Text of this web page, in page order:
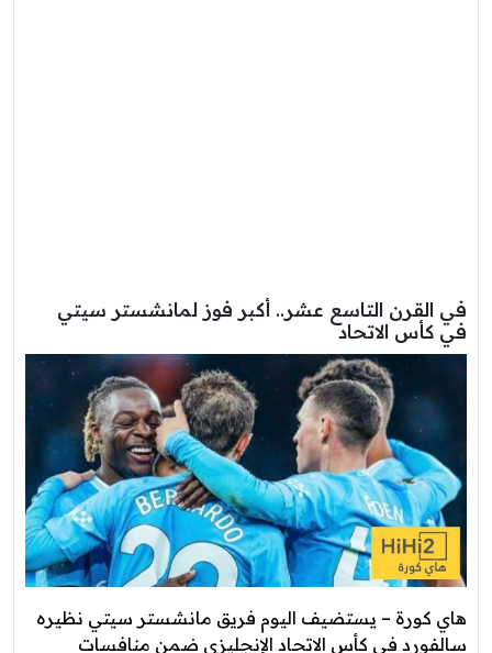
في القرن التاسع عشر.. أكبر فوز لمانشستر سيتي
في كأس الاتحاد
هاي كورة – يستضيف اليوم فريق مانشستر سيتي نظيره
سالفورد في كأس الاتحاد الإنجليزي ضمن منافسات